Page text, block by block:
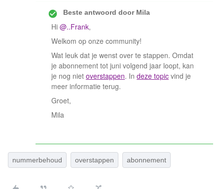
Beste antwoord doorMila
Hi @..Frank,
Welkom op onze community!
Wat leuk dat je wenst over te stappen. Omdat
je abonnement tot juni volgend jaar loopt, kan
je nog niet overstappen. In deze topic vind je
meer informatie terug.
Groet,
Mila
nummerbehoud overstappen abonnement